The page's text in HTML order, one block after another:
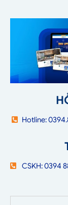
Hotline:
CSKH: 0394